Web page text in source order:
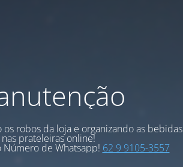
os robos da loja e organizando as bebidas
nas prateleiras online!
Número de Whatsapp! 62 9 9105-3557